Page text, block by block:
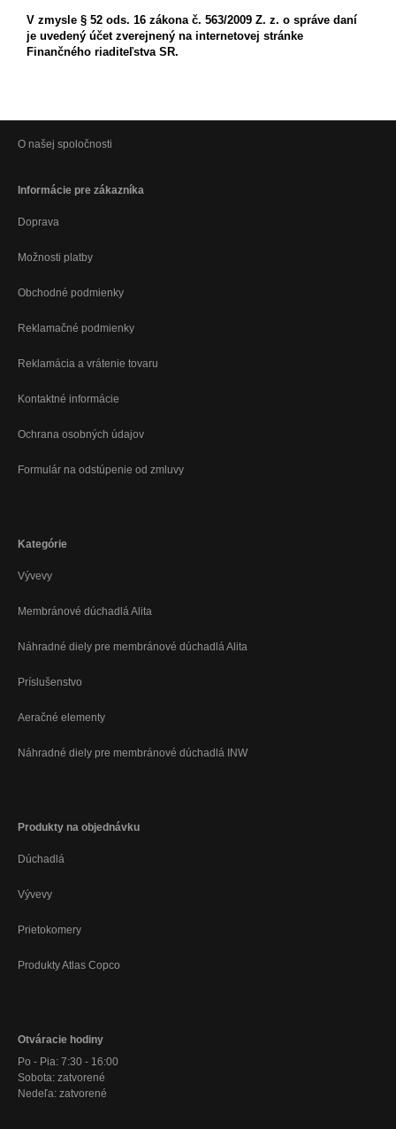
V zmysle § 52 ods. 16 zákona č. 563/2009 Z. z. o správe daní
je uvedený účet zverejnený na internetovej stránke
Finančného riaditeľstva SR.
O našej spoločnosti
Informácie pre zákazníka
Doprava
Možnosti platby
Obchodné podmienky
Reklamačné podmienky
Reklamácia a vrátenie tovaru
Kontaktné informácie
Ochrana osobných údajov
Formulár na odstúpenie od zmluvy
Kategórie
Vývevy
Membránové dúchadlá Alita
Náhradné diely pre membránové dúchadlá Alita
Príslušenstvo
Aeračné elementy
Náhradné diely pre membránové dúchadlá INW
Produkty na objednávku
Dúchadlá
Vývevy
Prietokomery
Produkty Atlas Copco
Otváracie hodiny
Po - Pia: 7:30 - 16:00
Sobota: zatvorené
Nedeľa: zatvorené